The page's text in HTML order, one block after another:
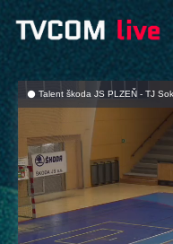
Talent škoda JS PLZEŇ - TJ